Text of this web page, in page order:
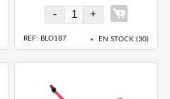
REF: BLO187 EN STOCK (30)